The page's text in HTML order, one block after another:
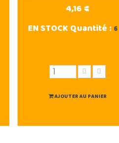
4,16 €
EN STOCKQuantité : 6
AJOUTER AU PANIER